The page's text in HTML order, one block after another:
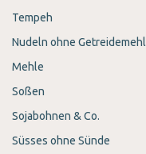
Tempeh
Nudeln ohne Getreidemehl
Mehle
Soßen
Sojabohnen & Co.
Süsses ohne Sünde